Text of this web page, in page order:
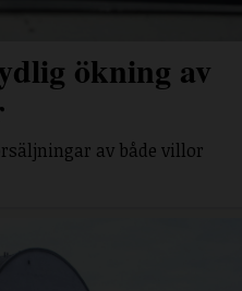
ökning av
av både villor